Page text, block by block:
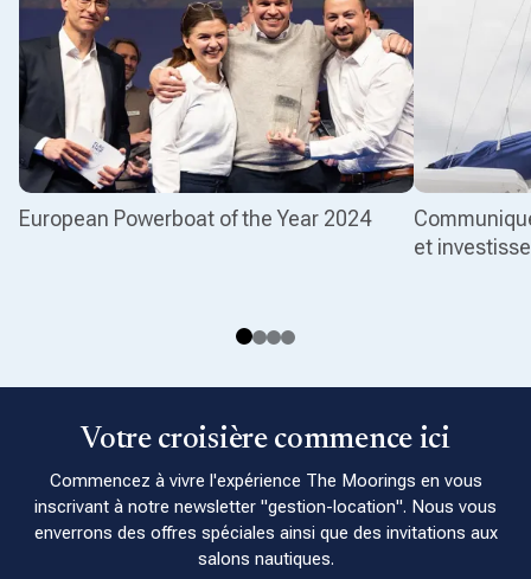
European Powerboat of the Year 2024
et
Votre croisière commence ici
Commencez à vivre l'expérience The Moorings en vous
inscrivant à notre newsletter "gestion-location". Nous vous
enverrons des offres spéciales ainsi que des invitations aux
salons nautiques.